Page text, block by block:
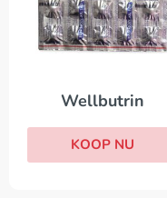
Wellbutrin
KOOP NU